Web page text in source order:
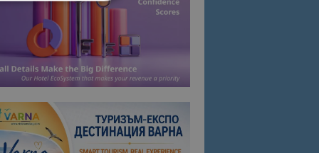
влизане и
съгласието
на сайта.